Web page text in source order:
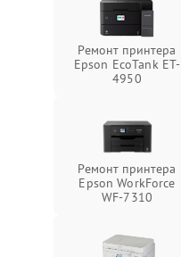
Ремонт принтера
Epson EcoTank ET-
4950
Ремонт принтера
Epson WorkForce
WF-7310